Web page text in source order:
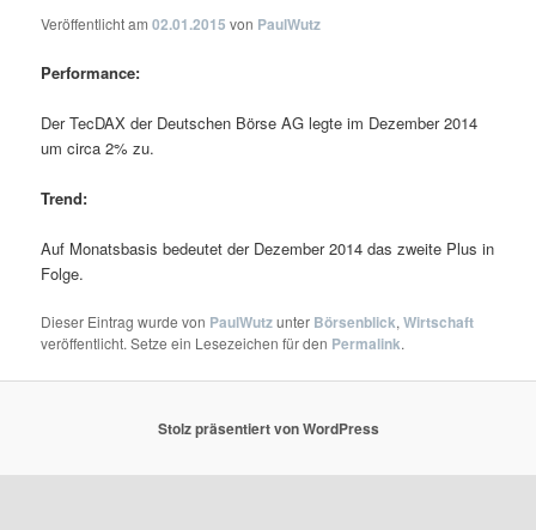
Veröffentlicht am02.01.2015 von PaulWutz
Performance:
Der TecDAX der Deutschen Börse AG legte im Dezember 2014
um circa 2% zu.
Trend:
Auf Monatsbasis bedeutet der Dezember 2014 das zweite Plus in
Folge.
Dieser Eintrag wurde von PaulWutzunter Börsenblick,Wirtschaft
veröffentlicht. Setze ein Lesezeichen für den Permalink.
Stolz präsentiert von WordPress